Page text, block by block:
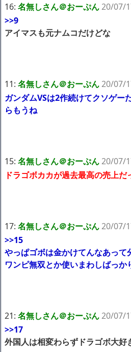
16: 名無しさん＠おーぷん20/07/
>>9
アイマスも元ナムコだけどな
11: 名無しさん＠おーぷん20/07/
ガンダムVSは2作続けてクソゲー
らもうね
15: 名無しさん＠おーぷん20/07/
ドラゴボカカが過去最高の売上
17: 名無しさん＠おーぷん20/07/
>>15
やっぱゴボは金かけてんなあって
ワンピ無双とか使いまわしばっか
21: 名無しさん＠おーぷん20/07/
>>17
外国人は相変わらずドラゴボ大好